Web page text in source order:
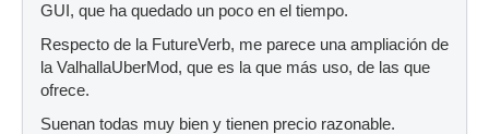
GUI, que ha quedado un poco en el tiempo.
Respecto de la FutureVerb, me parece una ampliación de
la ValhallaUberMod, que es la que más uso, de las que
ofrece.
Suenan todas muy bien y tienen precio razonable.